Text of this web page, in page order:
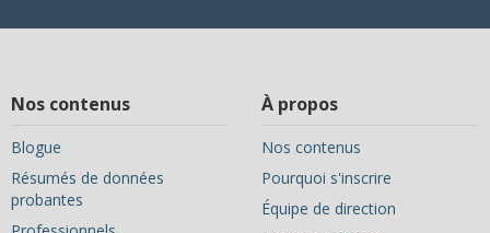
Nos contenus
Blogue
Résumés de données
probantes
À propos
Nos contenus
Pourquoi s'inscrire
Équipe de direction